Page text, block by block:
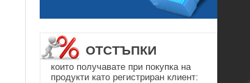
ОТСТЪПКИ
които получавате при покупка на
продукти като регистриран клиент: